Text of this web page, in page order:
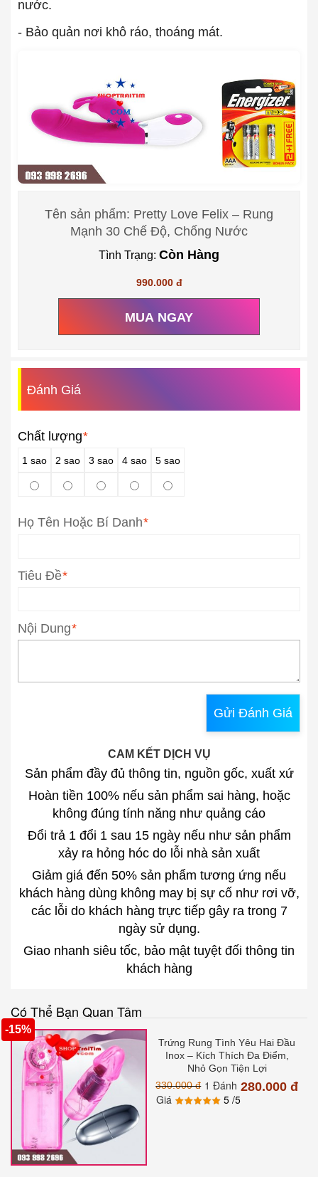
nước.
- Bảo quản nơi khô ráo, thoáng mát.
Tên sản phẩm: Pretty Love Felix – Rung
Mạnh 30 Chế Độ, Chống Nước
Tình Trạng: Còn Hàng
990.000 đ
MUA NGAY
Đánh Giá
Chất lượng*
1 sao 2 sao 3 sao 4 sao 5 sao
*
Họ Tên Hoặc Bí Danh
*
Tiêu Đề
*
Nội Dung
Gửi Đánh Giá
CAM KẾT DỊCH VỤ
Sản phẩm đầy đủ thông tin, nguồn gốc, xuất xứ
Hoàn tiền 100% nếu sản phẩm sai hàng, hoặc
không đúng tính năng như quảng cáo
Đổi trả 1 đổi 1 sau 15 ngày nếu như sản phẩm
xảy ra hỏng hóc do lỗi nhà sản xuất
Giảm giá đến 50% sản phẩm tương ứng nếu
khách hàng dùng không may bị sự cố như rơi vỡ,
các lỗi do khách hàng trực tiếp gây ra trong 7
ngày sử dụng.
Giao nhanh siêu tốc, bảo mật tuyệt đối thông tin
khách hàng
Có Thể Bạn Quan Tâm
Trứng Rung Tình Yêu Hai Đầu
Inox – Kích Thích Đa Điểm,
Nhỏ Gọn Tiện Lợi
330.000 đ
280.000 đ
-15%
1 Đánh
Giá
5 /5